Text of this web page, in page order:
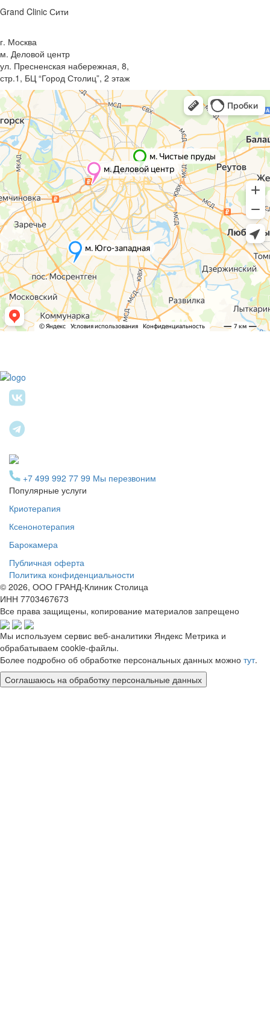
Grand Clinic Сити
г. Москва
м. Деловой центр
ул. Пресненская набережная, 8,
стр.1, БЦ “Город Столиц”, 2 этаж
+7 499 992 77 99 Мы перезвоним
Популярные услуги
Криотерапия
Ксенонотерапия
Барокамера
Публичная оферта
Политика конфиденциальности
© 2026, ООО ГРАНД-Клиник Столица
ИНН 7703467673
Все права защищены, копирование материалов запрещено
Мы используем сервис веб-аналитики Яндекс Метрика и
обрабатываем cookie-файлы.
Более подробно об обработке персональных данных можно тут.
Соглашаюсь на обработку персональные данных